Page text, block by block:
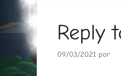
Reply
09/03/2021 por